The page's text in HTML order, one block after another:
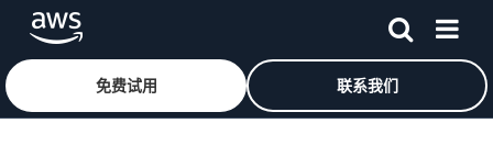
免费试用 联系我们